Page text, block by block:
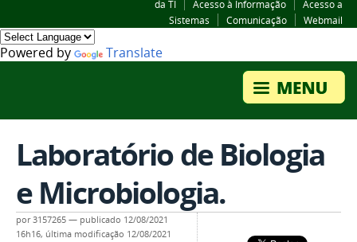
da TI
Acesso à Informação
Acesso a
Sistemas
Comunicação Webmail
Powered by Translate
Laboratório de Biologia
e Microbiologia.
por3157265 — publicado 12/08/2021
16h16, última modificação 12/08/2021